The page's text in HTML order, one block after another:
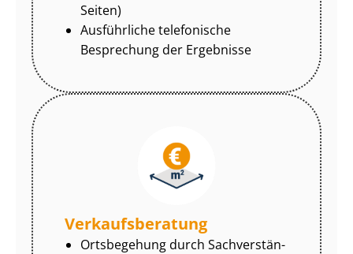
Seiten)
Ausführliche telefonische
Besprechung der Ergebnisse
Ver­kaufs­be­ra­tung
Ortsbegehung durch Sach­ver­stän­